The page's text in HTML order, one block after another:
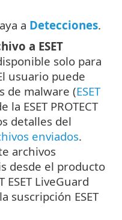
a Detecciones.
a ESET
solo para
usuario puede
de malware (ESET
la ESET PROTECT
detalles del
enviados.
archivos
desde el producto
ESET LiveGuard
suscripción ESET